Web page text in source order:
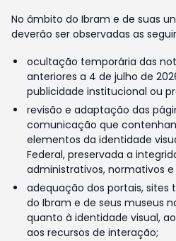
No âmbito do Ibram e de suas
deverão ser observadas as
ocultação temporária das
anteriores a 4 de julho de
publicidade institucional ou
revisão e adaptação das
comunicação que
elementos da identidade
Federal, preservada a
administrativos, normativos e
adequação dos portais, sites
do Ibram e de seus museus
quanto à identidade visual,
aos recursos de interação;